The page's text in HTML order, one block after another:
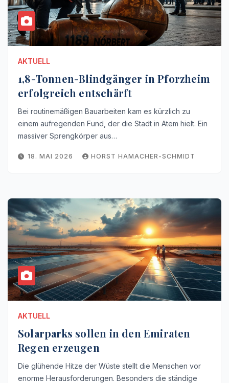
AKTUELL
1,8-Tonnen-Blindgänger in Pforzheim
erfolgreich entschärft
Bei routinemäßigen Bauarbeiten kam es kürzlich zu
einem aufregenden Fund, der die Stadt in Atem hielt. Ein
massiver Sprengkörper aus…
18. MAI 2026 HORST HAMACHER-SCHMIDT
AKTUELL
Solarparks sollen in den Emiraten
Regen erzeugen
Die glühende Hitze der Wüste stellt die Menschen vor
enorme Herausforderungen. Besonders die ständige